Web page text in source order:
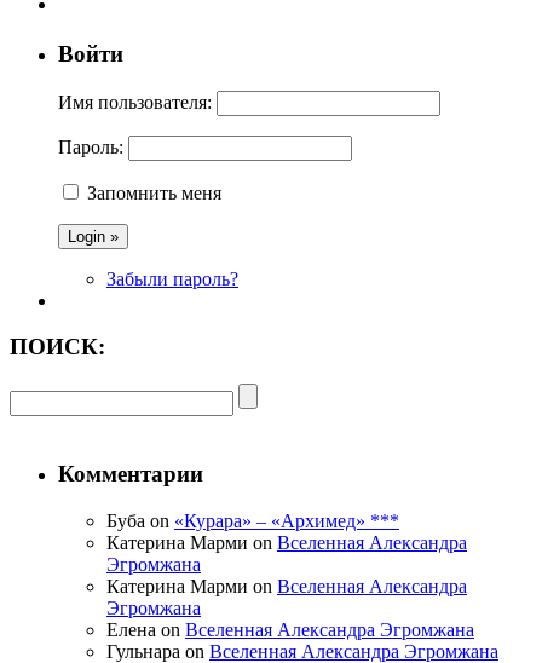
Войти
Имя пользователя:
Пароль:
Запомнить меня
Забыли пароль?
ПОИСК:
Комментарии
Буба on «Курара» – «Архимед» ***
Катерина Марми on Вселенная Александра
Эгромжана
Катерина Марми on Вселенная Александра
Эгромжана
Елена on Вселенная Александра Эгромжана
Гульнара on Вселенная Александра Эгромжана